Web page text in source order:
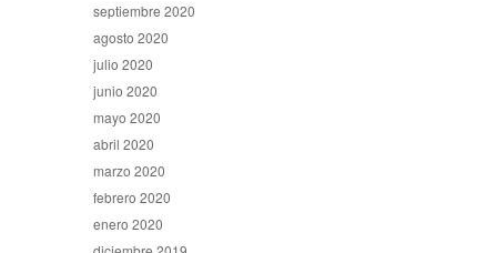
septiembre 2020
agosto 2020
julio 2020
junio 2020
mayo 2020
abril 2020
marzo 2020
febrero 2020
enero 2020